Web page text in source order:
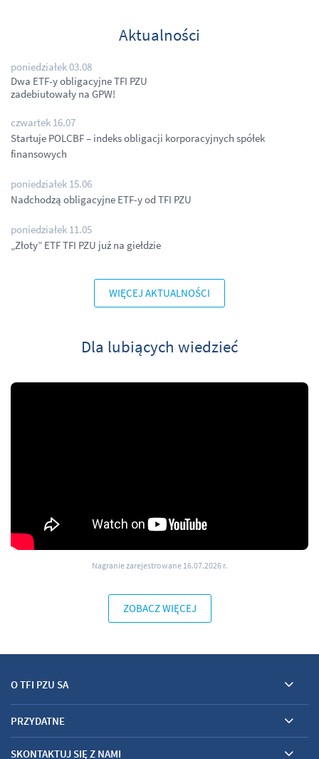
Aktualności
poniedziałek 03.08
Dwa ETF-y obligacyjne TFI PZU
zadebiutowały na GPW!
czwartek 16.07
Startuje POLCBF – indeks obligacji korporacyjnych spółek
finansowych
poniedziałek 15.06
Nadchodzą obligacyjne ETF-y od TFI PZU
poniedziałek 11.05
„Złoty” ETF TFI PZU już na giełdzie
WIĘCEJ AKTUALNOŚCI
Dla lubiących wiedzieć
Nagranie zarejestrowane 16.07.2026 r.
ZOBACZ WIĘCEJ
O TFI PZU SA
PRZYDATNE
SKONTAKTUJ SIĘ Z NAMI